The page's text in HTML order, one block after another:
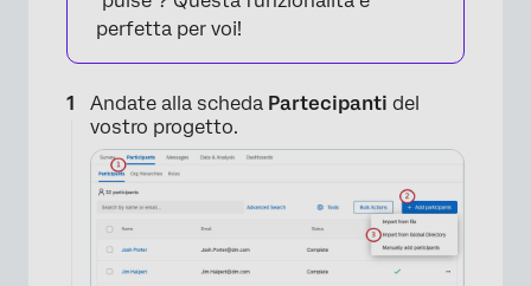
perfetta per voi!
Andate alla scheda Partecipanti del
vostro progetto.